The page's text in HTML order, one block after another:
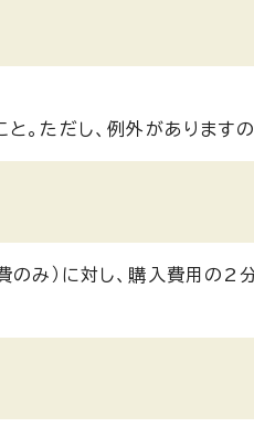
。ただし、例外があります
み）に対し、購入費用の2